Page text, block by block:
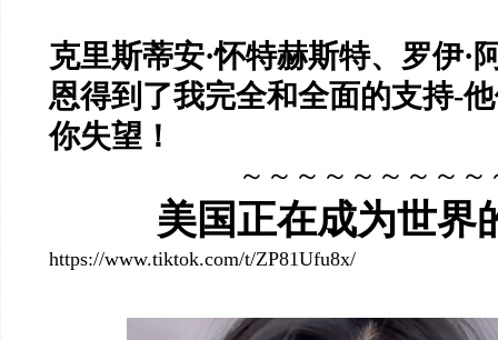
克里斯蒂安·怀特赫斯特、罗伊·
恩得到了我完全和全面的支持-
你失望！
～～～～～～～～～
美国正在成为世界
https://www.tiktok.com/t/ZP81Ufu8x/